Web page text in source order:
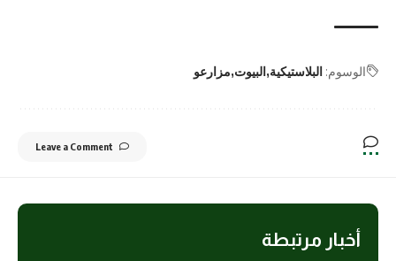
الوسوم: البلاستيكية البيوت مزارعو
Leave a Comment
أخبار مرتبطة